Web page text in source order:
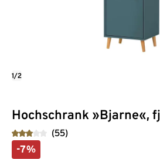
Hochschrank »Bjarne«,
(55)
-7%
1/2